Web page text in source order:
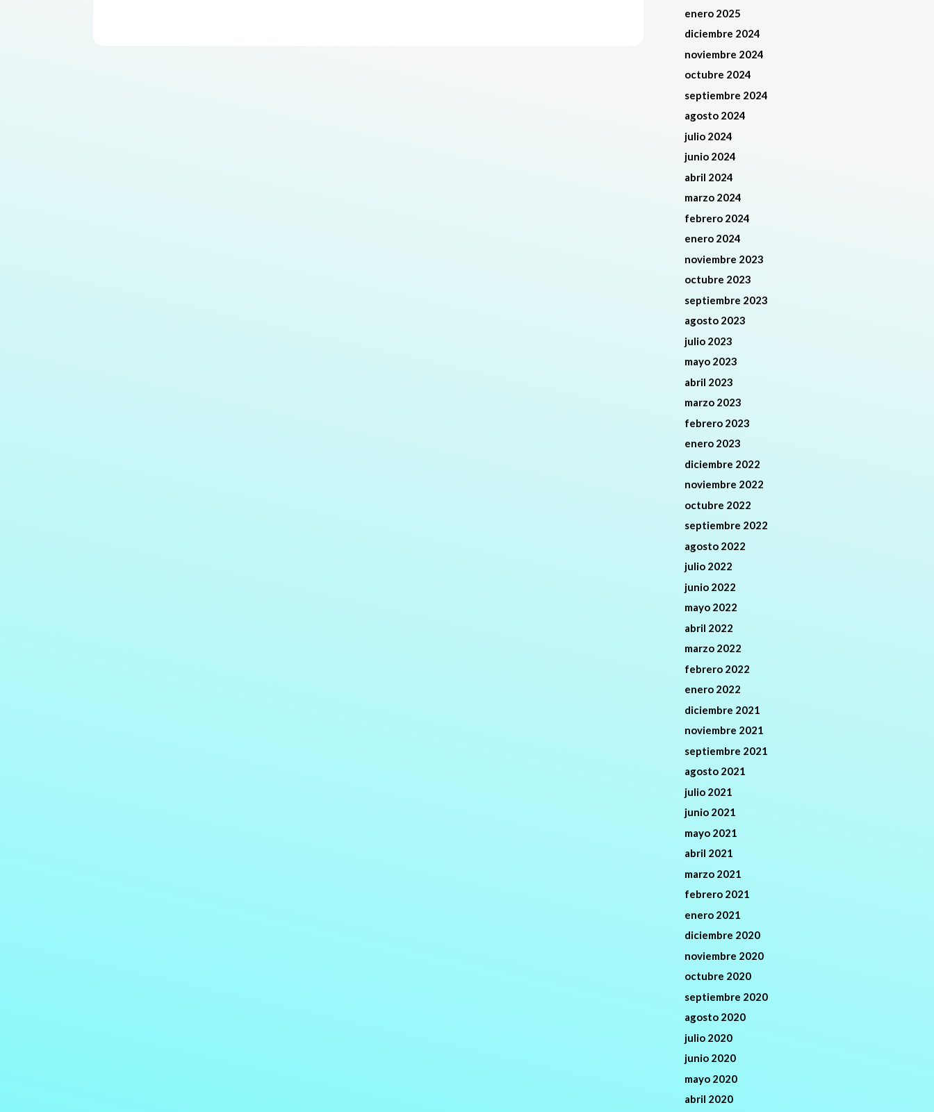
enero 2025
diciembre 2024
noviembre 2024
octubre 2024
septiembre 2024
agosto 2024
julio 2024
junio 2024
abril 2024
marzo 2024
febrero 2024
enero 2024
noviembre 2023
octubre 2023
septiembre 2023
agosto 2023
julio 2023
mayo 2023
abril 2023
marzo 2023
febrero 2023
enero 2023
diciembre 2022
noviembre 2022
octubre 2022
septiembre 2022
agosto 2022
julio 2022
junio 2022
mayo 2022
abril 2022
marzo 2022
febrero 2022
enero 2022
diciembre 2021
noviembre 2021
septiembre 2021
agosto 2021
julio 2021
junio 2021
mayo 2021
abril 2021
marzo 2021
febrero 2021
enero 2021
diciembre 2020
noviembre 2020
octubre 2020
septiembre 2020
agosto 2020
julio 2020
junio 2020
mayo 2020
abril 2020